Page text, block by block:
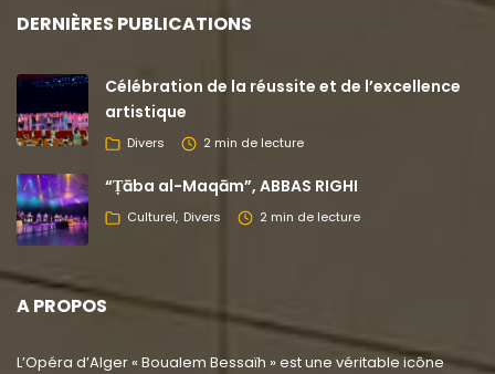
DERNIÈRES PUBLICATIONS
Célébration de la réussite et de l’excellence
artistique
Divers 2 min de lecture
“Ṭāba al-Maqām”, ABBAS RIGHI
Culturel Divers 2 min de lecture
A PROPOS
L’Opéra d’Alger « Boualem Bessaïh » est une véritable icône